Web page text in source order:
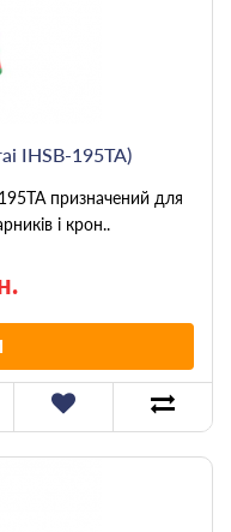
IHSB-195TA)
призначений для
і крон..